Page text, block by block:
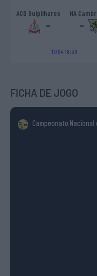
ACD Gulpilhares
-
HA
-
17/04 18:30
FICHA DE JOGO
Campeonato Nacional